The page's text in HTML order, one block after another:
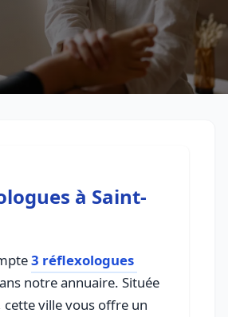
à Saint-
3 réflexologues
notre annuaire. Située
cette ville vous offre un